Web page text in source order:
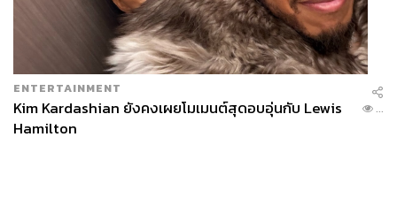
ENTERTAINMENT
Kim Kardashian ยังคงเผยโมเมนต์สุดอบอุ่นกับ Lewis
Hamilton
...